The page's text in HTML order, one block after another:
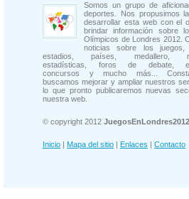
Somos un grupo de
deportes. Nos propusimos
desarrollar esta web con el
brindar información sobre
Olímpicos de Londres 2012.
noticias sobre los juegos,
estadios, países, medallero,
estadísticas, foros de debate,
concursos y mucho más...
buscamos mejorar y ampliar nuestros
lo que pronto publicaremos nuevas
nuestra web.
© copyright 2012
Inicio | Mapa del sitio | Enlaces | Contacto